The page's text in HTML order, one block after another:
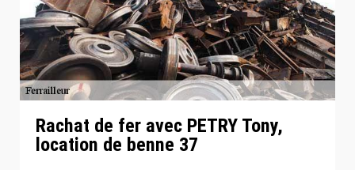
Rachat de fer avec PETRY Tony,
location de benne 37